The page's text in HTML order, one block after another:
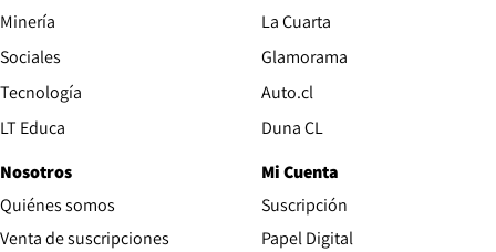
Minería
Sociales
Tecnología
LT Educa
La Cuarta
Glamorama
Auto.clOpens in new window
Duna CLOpens in new window
Nosotros
Quiénes somos
Venta de suscripciones
Mi Cuenta
Suscripción
Papel DigitalOpens in new